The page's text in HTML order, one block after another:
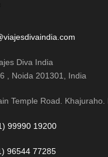
Diva India
, Noida 201301, India
Temple Road. Khajuraho.
99990 19200
96544 77285